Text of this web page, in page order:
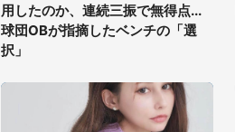
用したのか、連続三振で無得点...
球団OBが指摘したベンチの「選
択」